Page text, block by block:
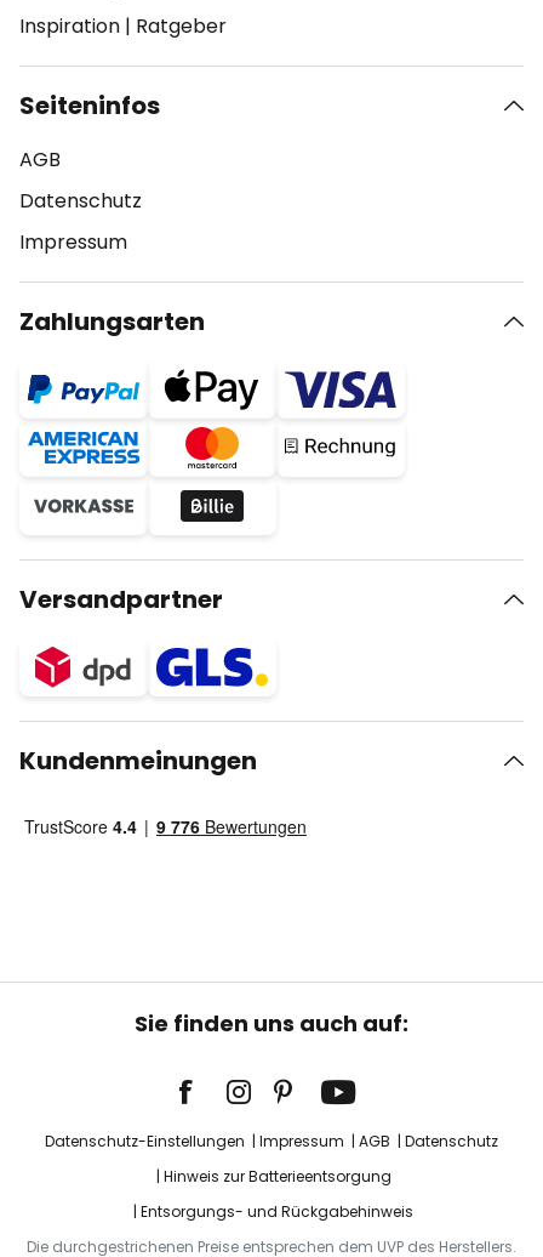
Inspiration | Ratgeber
Seiteninfos
AGB
Datenschutz
Impressum
Zahlungsarten
Versandpartner
Kundenmeinungen
Sie finden uns auch auf:
Datenschutz-Einstellungen Impressum AGB
Datenschutz
Hinweis zur Batterieentsorgung
Entsorgungs- und Rückgabehinweis
Die durchgestrichenen Preise entsprechen dem UVP des Herstellers.